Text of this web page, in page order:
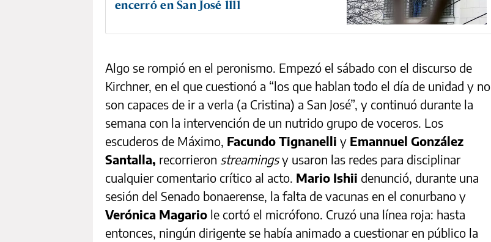
encerró en San José 1111
Algo se rompió en el peronismo. Empezó el sábado con el discurso de
Kirchner, en el que cuestionó a “los que hablan todo el día de unidad y no
son capaces de ir a verla (a Cristina) a San José”, y continuó durante la
semana con la intervención de un nutrido grupo de voceros. Los
escuderos de Máximo, Facundo Tignanelli y Emannuel González
Santalla, recorrieron streamingsy usaron las redes para disciplinar
cualquier comentario crítico al acto. Mario Ishii denunció, durante una
sesión del Senado bonaerense, la falta de vacunas en el conurbano y
Verónica Magario le cortó el micrófono. Cruzó una línea roja: hasta
entonces, ningún dirigente se había animado a cuestionar en público la